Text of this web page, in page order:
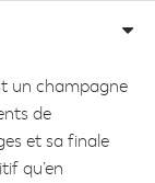
un champagne
de
et sa finale
qu’en